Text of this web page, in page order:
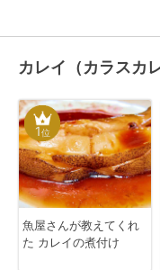
カレイ（カラスカ
1位
魚屋さんが教えてくれ
た カレイの煮付け